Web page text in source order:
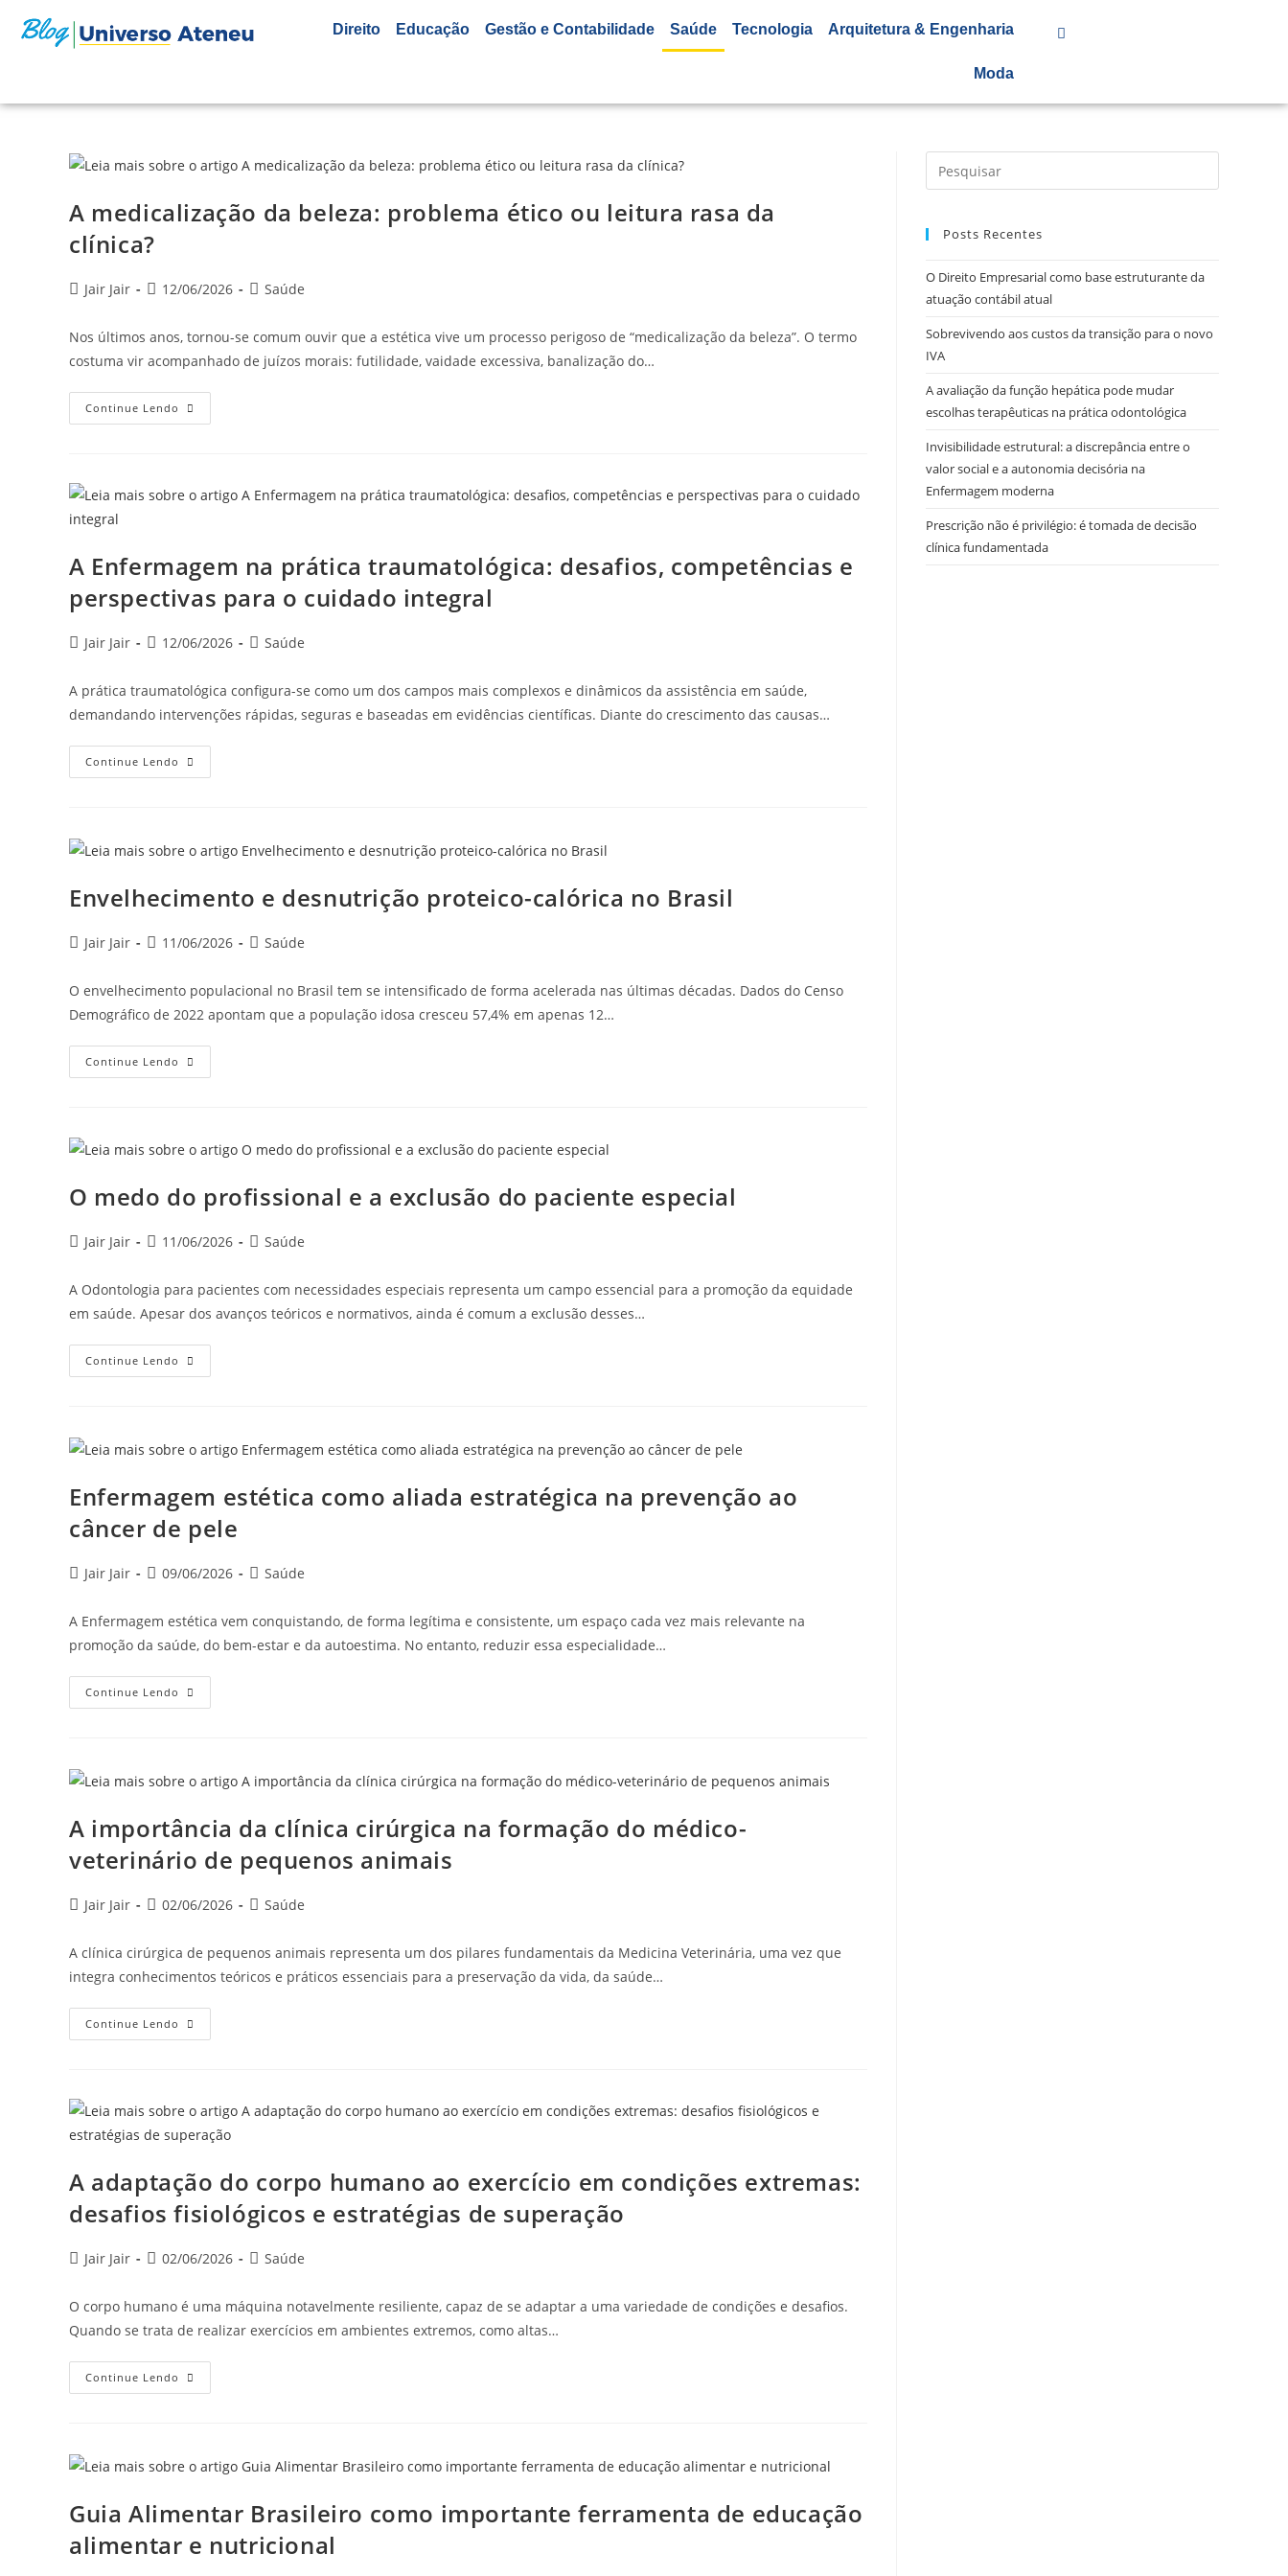
Direito Educação Gestão e Contabilidade Saúde Tecnologia Arquitetura & Engenharia
Moda
A medicalização da beleza: problema ético ou leitura rasa da
clínica?
Jair Jair 12/06/2026 Saúde
Nos últimos anos, tornou-se comum ouvir que a estética vive um processo perigoso de “medicalização da beleza”. O termo
costuma vir acompanhado de juízos morais: futilidade, vaidade excessiva, banalização do…
Continue Lendo
A Enfermagem na prática traumatológica: desafios, competências e
perspectivas para o cuidado integral
Jair Jair 12/06/2026 Saúde
A prática traumatológica configura-se como um dos campos mais complexos e dinâmicos da assistência em saúde,
demandando intervenções rápidas, seguras e baseadas em evidências científicas. Diante do crescimento das causas…
Continue Lendo
Envelhecimento e desnutrição proteico-calórica no Brasil
Jair Jair 11/06/2026 Saúde
O envelhecimento populacional no Brasil tem se intensificado de forma acelerada nas últimas décadas. Dados do Censo
Demográfico de 2022 apontam que a população idosa cresceu 57,4% em apenas 12…
Continue Lendo
O medo do profissional e a exclusão do paciente especial
Jair Jair 11/06/2026 Saúde
A Odontologia para pacientes com necessidades especiais representa um campo essencial para a promoção da equidade
em saúde. Apesar dos avanços teóricos e normativos, ainda é comum a exclusão desses…
Continue Lendo
Enfermagem estética como aliada estratégica na prevenção ao
câncer de pele
Jair Jair 09/06/2026 Saúde
A Enfermagem estética vem conquistando, de forma legítima e consistente, um espaço cada vez mais relevante na
promoção da saúde, do bem-estar e da autoestima. No entanto, reduzir essa especialidade…
Continue Lendo
A importância da clínica cirúrgica na formação do médico-
veterinário de pequenos animais
Jair Jair 02/06/2026 Saúde
A clínica cirúrgica de pequenos animais representa um dos pilares fundamentais da Medicina Veterinária, uma vez que
integra conhecimentos teóricos e práticos essenciais para a preservação da vida, da saúde…
Continue Lendo
A adaptação do corpo humano ao exercício em condições extremas:
desafios fisiológicos e estratégias de superação
Jair Jair 02/06/2026 Saúde
O corpo humano é uma máquina notavelmente resiliente, capaz de se adaptar a uma variedade de condições e desafios.
Quando se trata de realizar exercícios em ambientes extremos, como altas…
Continue Lendo
Guia Alimentar Brasileiro como importante ferramenta de educação
alimentar e nutricional
Posts Recentes
O Direito Empresarial como base estruturante da
atuação contábil atual
Sobrevivendo aos custos da transição para o novo
IVA
A avaliação da função hepática pode mudar
escolhas terapêuticas na prática odontológica
Invisibilidade estrutural: a discrepância entre o
valor social e a autonomia decisória na
Enfermagem moderna
Prescrição não é privilégio: é tomada de decisão
clínica fundamentada